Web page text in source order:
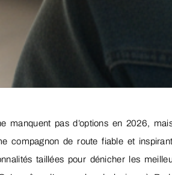
manquent pas d’options en 2026,
compagnon de route fiable et
taillées pour dénicher les